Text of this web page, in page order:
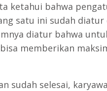
ketahui bahwa
satu ini sudah diatur
diatur bahwa
memberikan
sudah selesai,